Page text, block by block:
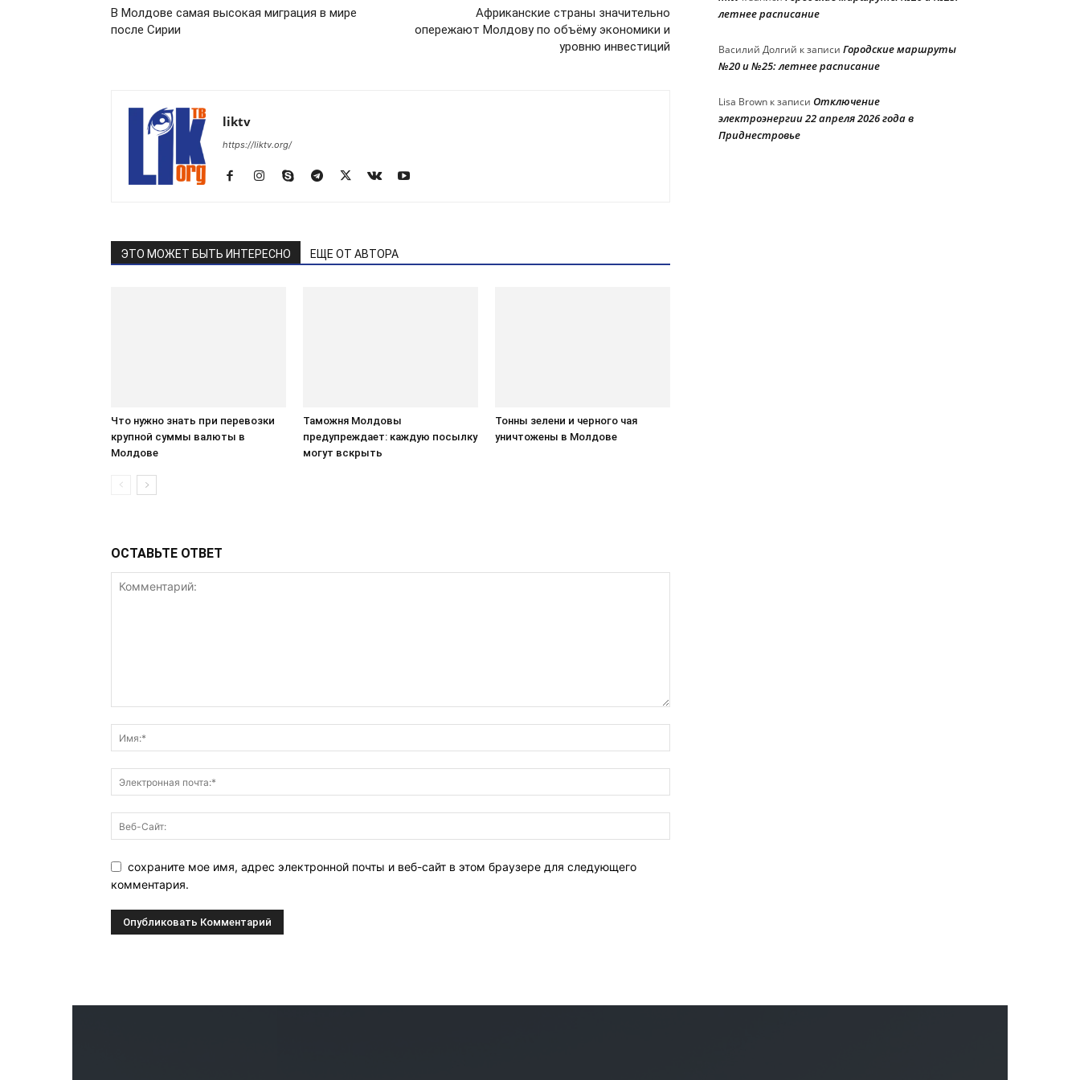
В Молдове самая высокая миграция в мире
после Сирии
Африканские страны значительно
опережают Молдову по объёму экономики и
уровню инвестиций
liktv
https://liktv.org/
ЭТО МОЖЕТ БЫТЬ ИНТЕРЕСНО ЕЩЕ ОТ АВТОРА
Что нужно знать при перевозки
крупной суммы валюты в
Молдове
Таможня Молдовы
предупреждает: каждую посылку
могут вскрыть
Тонны зелени и черного чая
уничтожены в Молдове
ОСТАВЬТЕ ОТВЕТ
сохраните мое имя, адрес электронной почты и веб-сайт в этом браузере для следующего
комментария.
летнее расписание
Василий Долгий к записи Городские маршруты
№20 и №25: летнее расписание
Lisa Brown к записи Отключение
электроэнергии 22 апреля 2026 года в
Приднестровье